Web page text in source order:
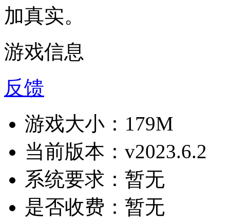
加真实。
游戏信息
反馈
游戏大小： 179M
当前版本： v2023.6.2
系统要求： 暂无
是否收费： 暂无